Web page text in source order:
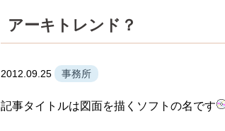
アーキトレンド？
2012.09.25 事務所
記事タイトルは図面を描くソフトの名です